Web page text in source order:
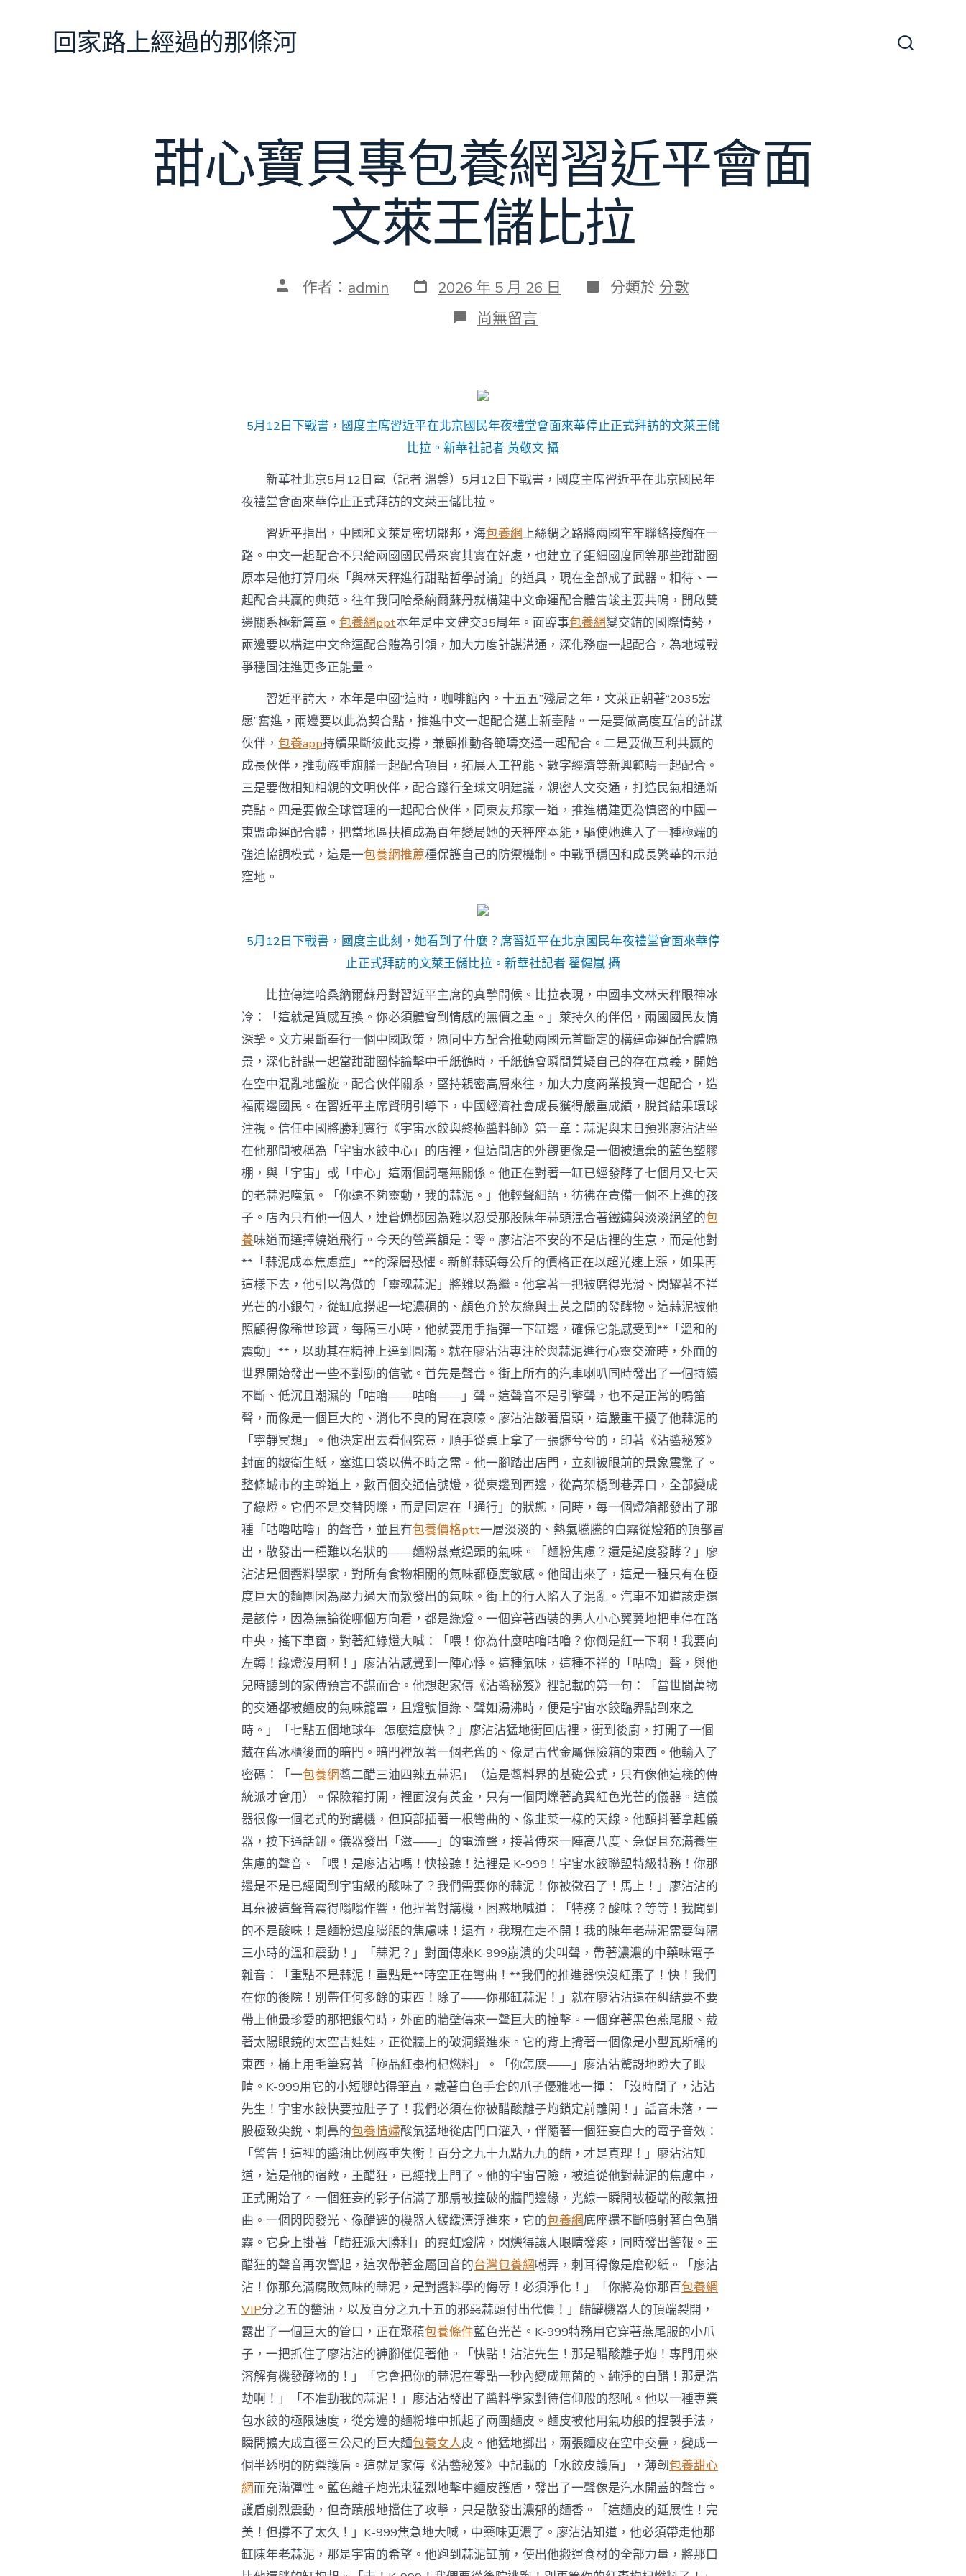
回家路上經過的那條河
甜心寶貝專包養網習近平會面
文萊王儲比拉
文 作者： admin 發
表
2026 年 5 月 26 日 分
類
分類於 分數
在
〈甜
專
包
養
網
習
平
會
面
萊
王
儲
比
拉〉
中
尚無留言
5月12日下戰書，國度主席習近平在北京國民年夜禮堂會面來華停止正式拜訪的文萊王儲
比拉。新華社記者 黃敬文 攝
新華社北京5月12日電（記者 溫馨）5月12日下戰書，國度主席習近平在北京國民年
夜禮堂會面來華停止正式拜訪的文萊王儲比拉。
習近平指出，中國和文萊是密切鄰邦，海包養網上絲綢之路將兩國牢牢聯絡接觸在一
路。中文一起配合不只給兩國國民帶來實其實在好處，也建立了鉅細國度同等那些甜甜圈
原本是他打算用來「與林天秤進行甜點哲學討論」的道具，現在全部成了武器。相待、一
起配合共贏的典范。往年我同哈桑納爾蘇丹就構建中文命運配合體告竣主要共鳴，開啟雙
邊關系極新篇章。 包養網ppt本年是中文建交35周年。面臨事包養網變交錯的國際情勢，
兩邊要以構建中文命運配合體為引領，加大力度計謀溝通，深化務虛一起配合，為地域戰
爭穩固注進更多正能量。
習近平誇大，本年是中國“這時，咖啡館內。十五五”殘局之年，文萊正朝著“2035宏
愿”奮進，兩邊要以此為契合點，推進中文一起配合邁上新臺階。一是要做高度互信的計謀
伙伴， 包養app持續果斷彼此支撐，兼顧推動各範疇交通一起配合。二是要做互利共贏的
成長伙伴，推動嚴重旗艦一起配合項目，拓展人工智能、數字經濟等新興範疇一起配合。
三是要做相知相親的文明伙伴，配合踐行全球文明建議，親密人文交通，打造民氣相通新
亮點。四是要做全球管理的一起配合伙伴，同東友邦家一道，推進構建更為慎密的中國－
東盟命運配合體，把當地區扶植成為百年變局她的天秤座本能，驅使她進入了一種極端的
強迫協調模式，這是一包養網推薦種保護自己的防禦機制。中戰爭穩固和成長繁華的示范
窪地。
5月12日下戰書，國度主此刻，她看到了什麼？席習近平在北京國民年夜禮堂會面來華停
止正式拜訪的文萊王儲比拉。新華社記者 翟健嵐 攝
比拉傳達哈桑納爾蘇丹對習近平主席的真摯問候。比拉表現，中國事文林天秤眼神冰
冷：「這就是質感互換。你必須體會到情感的無價之重。」萊持久的伴侶，兩國國民友情
深摯。文方果斷奉行一個中國政策，愿同中方配合推動兩國元首斷定的構建命運配合體愿
景，深化計謀一起當甜甜圈悖論擊中千紙鶴時，千紙鶴會瞬間質疑自己的存在意義，開始
在空中混亂地盤旋。配合伙伴關系，堅持親密高層來往，加大力度商業投資一起配合，造
福兩邊國民。在習近平主席賢明引導下，中國經濟社會成長獲得嚴重成績，脫貧結果環球
注視。信任中國將勝利實行《宇宙水餃與終極醬料師》第一章：蒜泥與末日預兆廖沾沾坐
在他那間被稱為「宇宙水餃中心」的店裡，但這間店的外觀更像是一個被遺棄的藍色塑膠
棚，與「宇宙」或「中心」這兩個詞毫無關係。他正在對著一缸已經發酵了七個月又七天
的老蒜泥嘆氣。「你還不夠靈動，我的蒜泥。」他輕聲細語，彷彿在責備一個不上進的孩
子。店內只有他一個人，連蒼蠅都因為難以忍受那股陳年蒜頭混合著鐵鏽與淡淡絕望的包
養味道而選擇繞道飛行。今天的營業額是：零。廖沾沾不安的不是店裡的生意，而是他對
**「蒜泥成本焦慮症」**的深層恐懼。新鮮蒜頭每公斤的價格正在以超光速上漲，如果再
這樣下去，他引以為傲的「靈魂蒜泥」將難以為繼。他拿著一把被磨得光滑、閃耀著不祥
光芒的小銀勺，從缸底撈起一坨濃稠的、顏色介於灰綠與土黃之間的發酵物。這蒜泥被他
照顧得像稀世珍寶，每隔三小時，他就要用手指彈一下缸邊，確保它能感受到**「溫和的
震動」**，以助其在精神上達到圓滿。就在廖沾沾專注於與蒜泥進行心靈交流時，外面的
世界開始發出一些不對勁的信號。首先是聲音。街上所有的汽車喇叭同時發出了一個持續
不斷、低沉且潮濕的「咕嚕——咕嚕——」聲。這聲音不是引擎聲，也不是正常的鳴笛
聲，而像是一個巨大的、消化不良的胃在哀嚎。廖沾沾皺著眉頭，這嚴重干擾了他蒜泥的
「寧靜冥想」。他決定出去看個究竟，順手從桌上拿了一張髒兮兮的，印著《沾醬秘笈》
封面的皺衛生紙，塞進口袋以備不時之需。他一腳踏出店門，立刻被眼前的景象震驚了。
整條城市的主幹道上，數百個交通信號燈，從東邊到西邊，從高架橋到巷弄口，全部變成
了綠燈。它們不是交替閃爍，而是固定在「通行」的狀態，同時，每一個燈箱都發出了那
種「咕嚕咕嚕」的聲音，並且有包養價格ptt一層淡淡的、熱氣騰騰的白霧從燈箱的頂部冒
出，散發出一種難以名狀的——麵粉蒸煮過頭的氣味。「麵粉焦慮？還是過度發酵？」廖
沾沾是個醬料學家，對所有食物相關的氣味都極度敏感。他聞出來了，這是一種只有在極
度巨大的麵團因為壓力過大而散發出的氣味。街上的行人陷入了混亂。汽車不知道該走還
是該停，因為無論從哪個方向看，都是綠燈。一個穿著西裝的男人小心翼翼地把車停在路
中央，搖下車窗，對著紅綠燈大喊：「喂！你為什麼咕嚕咕嚕？你倒是紅一下啊！我要向
左轉！綠燈沒用啊！」廖沾沾感覺到一陣心悸。這種氣味，這種不祥的「咕嚕」聲，與他
兒時聽到的家傳預言不謀而合。他想起家傳《沾醬秘笈》裡記載的第一句：「當世間萬物
的交通都被麵皮的氣味籠罩，且燈號恒綠、聲如湯沸時，便是宇宙水餃臨界點到來之
時。」「七點五個地球年…怎麼這麼快？」廖沾沾猛地衝回店裡，衝到後廚，打開了一個
藏在舊冰櫃後面的暗門。暗門裡放著一個老舊的、像是古代金屬保險箱的東西。他輸入了
密碼：「一包養網醬二醋三油四辣五蒜泥」（這是醬料界的基礎公式，只有像他這樣的傳
統派才會用）。保險箱打開，裡面沒有黃金，只有一個閃爍著詭異紅色光芒的儀器。這儀
器很像一個老式的對講機，但頂部插著一根彎曲的、像韭菜一樣的天線。他顫抖著拿起儀
器，按下通話鈕。儀器發出「滋——」的電流聲，接著傳來一陣高八度、急促且充滿養生
焦慮的聲音。「喂！是廖沾沾嗎！快接聽！這裡是 K-999！宇宙水餃聯盟特級特務！你那
邊是不是已經聞到宇宙級的酸味了？我們需要你的蒜泥！你被徵召了！馬上！」廖沾沾的
耳朵被這聲音震得嗡嗡作響，他捏著對講機，困惑地喊道：「特務？酸味？等等！我聞到
的不是酸味！是麵粉過度膨脹的焦慮味！還有，我現在走不開！我的陳年老蒜泥需要每隔
三小時的溫和震動！」「蒜泥？」對面傳來K-999崩潰的尖叫聲，帶著濃濃的中藥味電子
雜音：「重點不是蒜泥！重點是**時空正在彎曲！**我們的推進器快沒紅棗了！快！我們
在你的後院！別帶任何多餘的東西！除了——你那缸蒜泥！」就在廖沾沾還在糾結要不要
帶上他最珍愛的那把銀勺時，外面的牆壁傳來一聲巨大的撞擊。一個穿著黑色燕尾服、戴
著太陽眼鏡的太空吉娃娃，正從牆上的破洞鑽進來。它的背上揹著一個像是小型瓦斯桶的
東西，桶上用毛筆寫著「極品紅棗枸杞燃料」。「你怎麼——」廖沾沾驚訝地瞪大了眼
睛。K-999用它的小短腿站得筆直，戴著白色手套的爪子優雅地一揮：「沒時間了，沾沾
先生！宇宙水餃快要拉肚子了！我們必須在你被醋酸離子炮鎖定前離開！」話音未落，一
股極致尖銳、刺鼻的包養情婦酸氣猛地從店門口灌入，伴隨著一個狂妄自大的電子音效：
「警告！這裡的醬油比例嚴重失衡！百分之九十九點九九的醋，才是真理！」廖沾沾知
道，這是他的宿敵，王醋狂，已經找上門了。他的宇宙冒險，被迫從他對蒜泥的焦慮中，
正式開始了。一個狂妄的影子佔滿了那扇被撞破的牆門邊緣，光線一瞬間被極端的酸氣扭
曲。一個閃閃發光、像醋罐的機器人緩緩漂浮進來，它的包養網底座還不斷噴射著白色醋
霧。它身上掛著「醋狂派大勝利」的霓虹燈牌，閃爍得讓人眼睛發疼，同時發出警報。王
醋狂的聲音再次響起，這次帶著金屬回音的台灣包養網嘲弄，刺耳得像是磨砂紙。「廖沾
沾！你那充滿腐敗氣味的蒜泥，是對醬料學的侮辱！必須淨化！」「你將為你那百包養網
VIP分之五的醬油，以及百分之九十五的邪惡蒜頭付出代價！」醋罐機器人的頂端裂開，
露出了一個巨大的管口，正在聚積包養條件藍色光芒。K-999特務用它穿著燕尾服的小爪
子，一把抓住了廖沾沾的褲腳催促著他。「快點！沾沾先生！那是醋酸離子炮！專門用來
溶解有機發酵物的！」「它會把你的蒜泥在零點一秒內變成無菌的、純淨的白醋！那是浩
劫啊！」「不准動我的蒜泥！」廖沾沾發出了醬料學家對待信仰般的怒吼。他以一種專業
包水餃的極限速度，從旁邊的麵粉堆中抓起了兩團麵皮。麵皮被他用氣功般的捏製手法，
瞬間擴大成直徑三公尺的巨大麵包養女人皮。他猛地擲出，兩張麵皮在空中交疊，變成一
個半透明的防禦護盾。這就是家傳《沾醬秘笈》中記載的「水餃皮護盾」，薄韌包養甜心
網而充滿彈性。藍色離子炮光束猛烈地擊中麵皮護盾，發出了一聲像是汽水開蓋的聲音。
護盾劇烈震動，但奇蹟般地擋住了攻擊，只是散發出濃郁的麵香。「這麵皮的延展性！完
美！但撐不了太久！」K-999焦急地大喊，中藥味更濃了。廖沾沾知道，他必須帶走他那
缸陳年老蒜泥，那是宇宙的希望。他跑到蒜泥缸前，使出他搬運食材的全部力量，將那口